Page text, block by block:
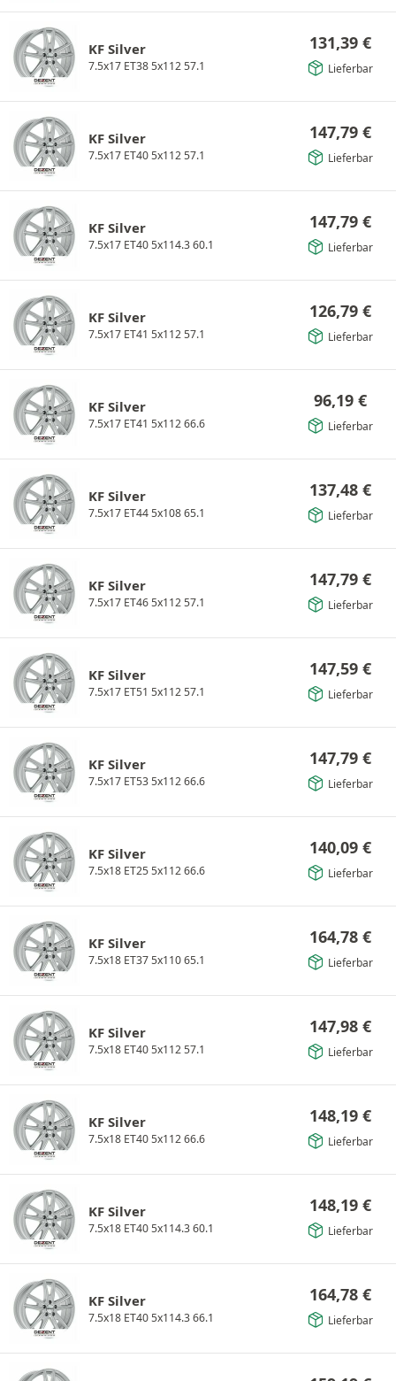
KF Silver
7.5x17 ET38 5x112 57.1
131,39 €
Lieferbar
KF Silver
7.5x17 ET40 5x112 57.1
147,79 €
Lieferbar
KF Silver
7.5x17 ET40 5x114.3 60.1
147,79 €
Lieferbar
KF Silver
7.5x17 ET41 5x112 57.1
126,79 €
Lieferbar
KF Silver
7.5x17 ET41 5x112 66.6
96,19 €
Lieferbar
KF Silver
7.5x17 ET44 5x108 65.1
137,48 €
Lieferbar
KF Silver
7.5x17 ET46 5x112 57.1
147,79 €
Lieferbar
KF Silver
7.5x17 ET51 5x112 57.1
147,59 €
Lieferbar
KF Silver
7.5x17 ET53 5x112 66.6
147,79 €
Lieferbar
KF Silver
7.5x18 ET25 5x112 66.6
140,09 €
Lieferbar
KF Silver
7.5x18 ET37 5x110 65.1
164,78 €
Lieferbar
KF Silver
7.5x18 ET40 5x112 57.1
147,98 €
Lieferbar
KF Silver
7.5x18 ET40 5x112 66.6
148,19 €
Lieferbar
KF Silver
7.5x18 ET40 5x114.3 60.1
148,19 €
Lieferbar
KF Silver
7.5x18 ET40 5x114.3 66.1
164,78 €
Lieferbar